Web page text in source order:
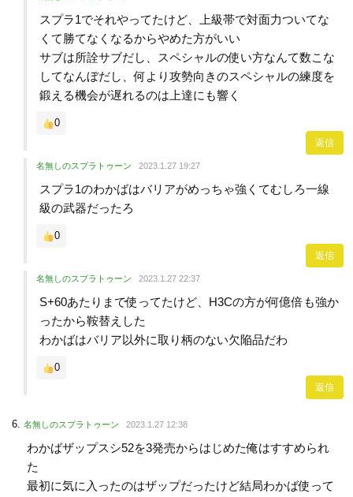
スプラ1でそれやってたけど、上級帯で対面力ついてな
くて勝てなくなるからやめた方がいい
サブは所詮サブだし、スペシャルの使い方なんて数こな
してなんぼだし、何より攻勢向きのスペシャルの練度を
鍛える機会が遅れるのは上達にも響く
0
返信
名無しのスプラトゥーン 2023.1.27 19:27
スプラ1のわかばはバリアがめっちゃ強くてむしろ一線
級の武器だったろ
0
返信
名無しのスプラトゥーン 2023.1.27 22:37
S+60あたりまで使ってたけど、H3Cの方が何億倍も強か
ったから鞍替えした
わかばはバリア以外に取り柄のない欠陥品だわ
0
返信
名無しのスプラトゥーン 2023.1.27 12:38
わかばザップスシ52を3発売からはじめた俺はすすめられ
た
最初に気に入ったのはザップだったけど結局わかば使って